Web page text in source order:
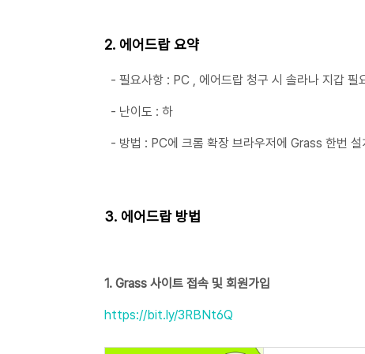
2. 에어드랍 요약
- 필요사항 : PC , 에어드랍 청구 시 솔라나 지갑 필
- 난이도 : 하
- 방법 : PC에 크롬 확장 브라우저에 Grass 한번
3. 에어드랍 방법
1. Grass 사이트 접속 및 회원가입
https://bit.ly/3RBNt6Q